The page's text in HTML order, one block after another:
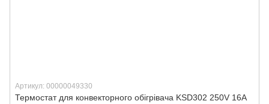
Артикул: 00000049330
Термостат для конвекторного обігрівача KSD302 250V 16A